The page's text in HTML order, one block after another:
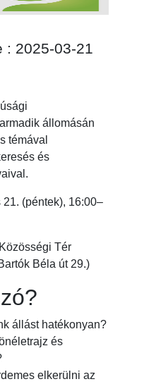
: 2025-03-21
állomásán
témával
és
21. (péntek), 16:00–
Tér
Béla út 29.)
állást hatékonyan?
és
elkerülni az